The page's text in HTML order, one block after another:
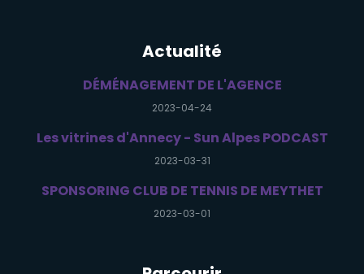
Actualité
DÉMÉNAGEMENT DE L'AGENCE
2023-04-24
Les vitrines d'Annecy - Sun Alpes PODCAST
2023-03-31
SPONSORING CLUB DE TENNIS DE MEYTHET
2023-03-01